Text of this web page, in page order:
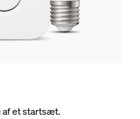
et startsæt.